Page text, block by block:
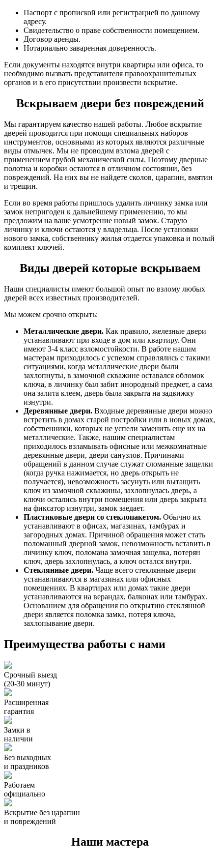
Паспорт с пропиской или регистрацией по данному
адресу.
Свидетельство о праве собственности помещением.
Договор аренды.
Нотариально заваренная доверенность.
Если документы находятся внутри квартиры или офиса, то
необходимо вызвать представителя правоохранительных
органов и в его присутствии произвести вскрытие.
Вскрываем двери без повреждений
Мы гарантируем качество нашей работы. Любое вскрытие
дверей проводится при помощи специальных наборов
инструментов, основными из которых являются различные
виды отмычек. Мы не проводим взлома дверей с
применением грубой механической силы. Поэтому дверные
полотна и коробки остаются в отличном состоянии, без
повреждений. На них вы не найдете сколов, царапин, вмятин
и трещин.
Если во время работы пришлось удалить личинку замка или
замок непригоден к дальнейшему применению, то мы
предложим на ваше усмотрение новый замок. Старую
личинку и ключи остаются у владельца. После установки
нового замка, собственнику жилья отдается упаковка и полый
комплект ключей.
Виды дверей которые вскрываем
Наши специалисты имеют большой опыт по взлому любых
дверей всех известных производителей.
Мы можем срочно открыть:
Металлические двери. Как правило, железные двери
устанавливают при входе в дом или квартиру. Они
имеют 3-4 класс взломостойкости. В работе нашим
мастерам приходилось с успехом справлялись с такими
ситуациями, когда металлические двери были
захлопнуты, в замочной скважине оставался обломок
ключа, в личинку был забит инородный предмет, а сама
она залита клеем, дверь была закрыта на задвижку
изнутри.
Деревянные двери. Входные деревянные двери можно
встретить в домах старой постройки или в новых домах,
собственники, которых не успели заменить еще их на
металлические. Также, нашим специалистам
приходилось взламывать офисные или межкомнатные
деревянные двери, двери санузлов. Причинами
обращений в данном случае служат сломанные защелки
(когда ручка нажимается, но дверь открыть не
получается), невозможность засунуть или вытащить
ключ из замочной скважины, захлопнулась дверь, а
ключи остались внутри помещения или дверь закрыта
на фиксатор изнутри, замок заедает.
Пластиковые двери со стеклопакетом. Обычно их
устанавливают в офисах, магазинах, тамбурах и
загородных домах. Причиной обращения может стать
поломанный дверной замок, невозможность вставить в
личинку ключ, поломана замочная защелка, потерян
ключ, дверь захлопнулась, а ключ остался внутри.
Стеклянные двери. Чаще всего стеклянные двери
устанавливаются в магазинах или офисных
помещениях. В квартирах или домах такие двери
устанавливаются на верандах, балконах или тамбурах.
Основанием для обращения по открытию стеклянной
двери является поломка замка, потеря ключа,
захлопывание двери.
Преимущества работы с нами
Срочный выезд
(20-30 минут)
Расширенная
гарантия
Замки в
наличии
Без выходных
и праздников
Работаем
официально
Вскрытие без царапин
и повреждений
Наши мастера